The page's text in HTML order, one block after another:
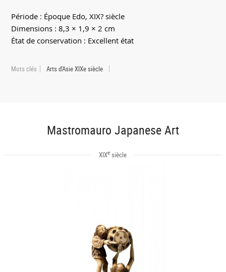
Période : Époque Edo, XIX? siècle
Dimensions : 8,3 × 1,9 × 2 cm
État de conservation : Excellent état
Mots clés Arts d'Asie XIXe siècle
Mastromauro Japanese Art
XIXe siècle